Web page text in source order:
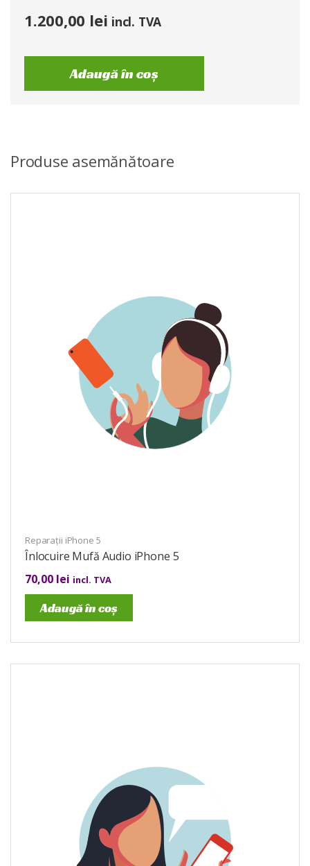
1.200,00 lei incl. TVA
Adaugă în coș
Produse asemănătoare
Reparații iPhone 5
Înlocuire Mufă Audio iPhone 5
70,00 lei incl. TVA
Adaugă în coș